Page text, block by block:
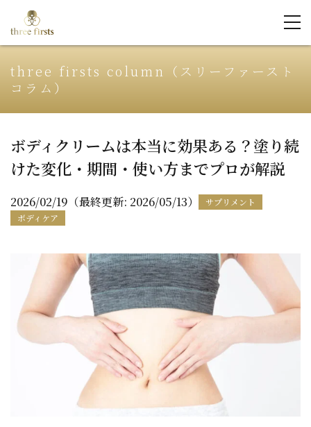
three firsts column（スリーファースト
コラム）
ボディクリームは本当に効果ある？塗り続
けた変化・期間・使い方までプロが解説
2026/02/19（最終更新: 2026/05/13）
サプリメント
ボディケア